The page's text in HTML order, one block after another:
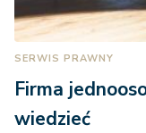
SERWIS PRAWNY
Firma
wiedzieć